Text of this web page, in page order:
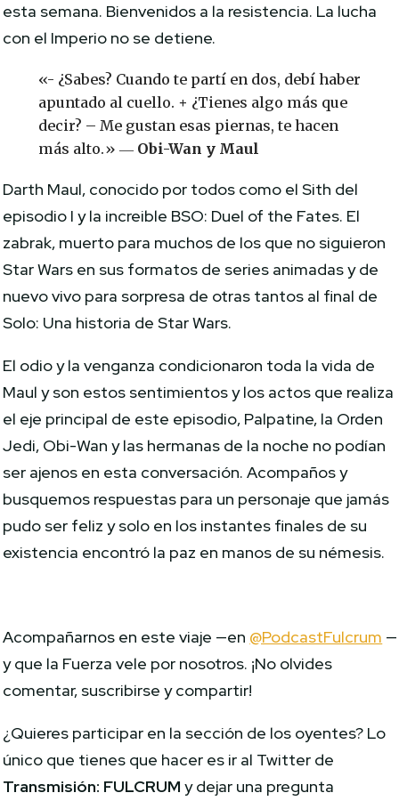
esta semana. Bienvenidos a la resistencia. La lucha
con el Imperio no se detiene.
«- ¿Sabes? Cuando te partí en dos, debí haber
apuntado al cuello. + ¿Tienes algo más que
decir? – Me gustan esas piernas, te hacen
más alto.» ― Obi-Wan y Maul
Darth Maul, conocido por todos como el Sith del
episodio I y la increible BSO: Duel of the Fates. El
zabrak, muerto para muchos de los que no siguieron
Star Wars en sus formatos de series animadas y de
nuevo vivo para sorpresa de otras tantos al final de
Solo: Una historia de Star Wars.
El odio y la venganza condicionaron toda la vida de
Maul y son estos sentimientos y los actos que realiza
el eje principal de este episodio, Palpatine, la Orden
Jedi, Obi-Wan y las hermanas de la noche no podían
ser ajenos en esta conversación. Acompaños y
busquemos respuestas para un personaje que jamás
pudo ser feliz y solo en los instantes finales de su
existencia encontró la paz en manos de su némesis.
Acompañarnos en este viaje —en @PodcastFulcrum —
y que la Fuerza vele por nosotros. ¡No olvides
comentar, suscribirse y compartir!
¿Quieres participar en la sección de los oyentes? Lo
único que tienes que hacer es ir al Twitter de
Transmisión: FULCRUM y dejar una pregunta